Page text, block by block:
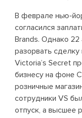
В феврале нью-
согласился
Brands. Однако 22
разорвать
Victoria’s Secret
бизнесу на фоне
розничные
сотрудники VS
отпуск, а высшее